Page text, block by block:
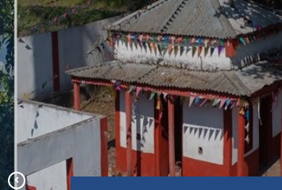
निजामति कर्मचारी दिवस
वडा नं. ५ मा मौलिक
कालिमाटी गाउँपालिकाको वडा
नदि।
वडा नं.१ देखि वडा नं.७ सम्म २८०
जस्तापाता वितरण गर्दै गा.पा